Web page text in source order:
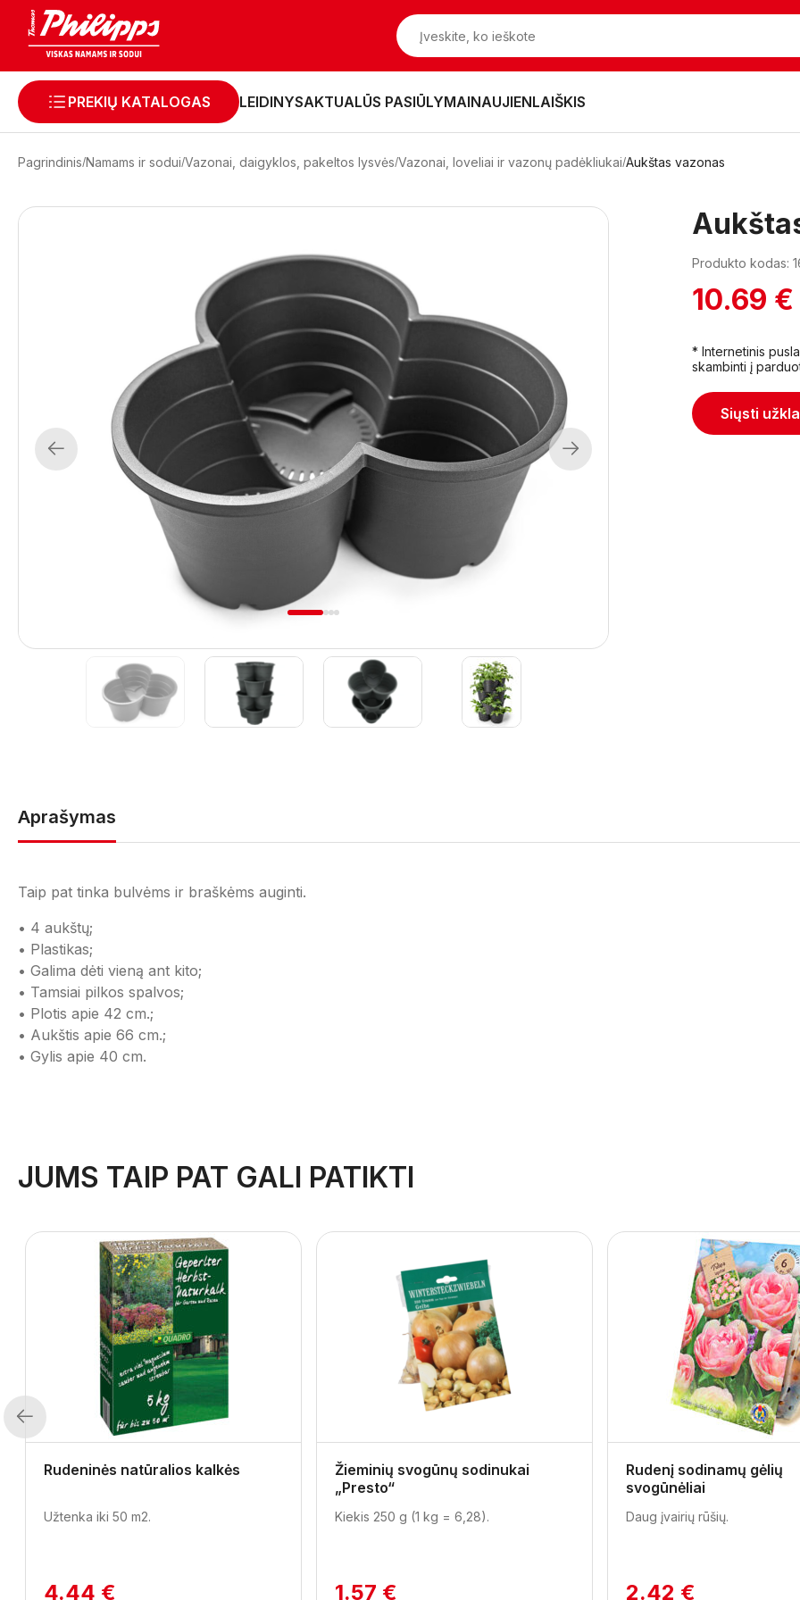
PREKIŲ KATALOGAS LEIDINYSAKTUALŪS PASIŪLYMAINAUJIENLAIŠKIS
Pagrindinis Namams ir sodui Vazonai, daigyklos, pakeltos lysvės Vazonai, loveliai ir vazonų padėkliukai Aukštas vazonas
Previous Next
1 234
Produkto kodas:
10.69 €
* Internetinis
skambinti į
Siųsti
Aprašymas
Taip pat tinka bulvėms ir braškėms auginti.
• 4 aukštų;
• Plastikas;
• Galima dėti vieną ant kito;
• Tamsiai pilkos spalvos;
• Plotis apie 42 cm.;
• Aukštis apie 66 cm.;
• Gylis apie 40 cm.
JUMS TAIP PAT GALI PATIKTI
Previous
Rudeninės natūralios kalkės
Užtenka iki 50 m2.
4.44 €
Žieminių svogūnų sodinukai
„Presto“
Kiekis 250 g (1 kg = 6,28).
1.57 €
Rudenį sodinamų gėlių
svogūnėliai
Daug įvairių rūšių.
2.42 €